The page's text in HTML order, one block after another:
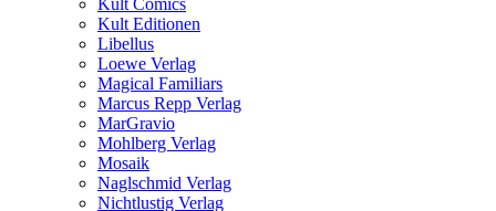
Kult Comics
Kult Editionen
Libellus
Loewe Verlag
Magical Familiars
Marcus Repp Verlag
MarGravio
Mohlberg Verlag
Mosaik
Naglschmid Verlag
Nichtlustig Verlag